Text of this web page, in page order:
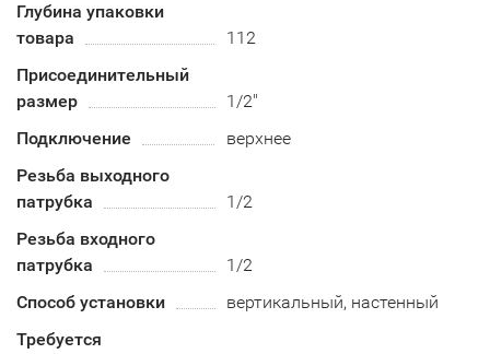
Глубина упаковки
товара
112
Присоединительный
размер
1/2"
Подключение
верхнее
Резьба выходного
патрубка
1/2
Резьба входного
патрубка
1/2
Способ установки
вертикальный, настенный
Требуется